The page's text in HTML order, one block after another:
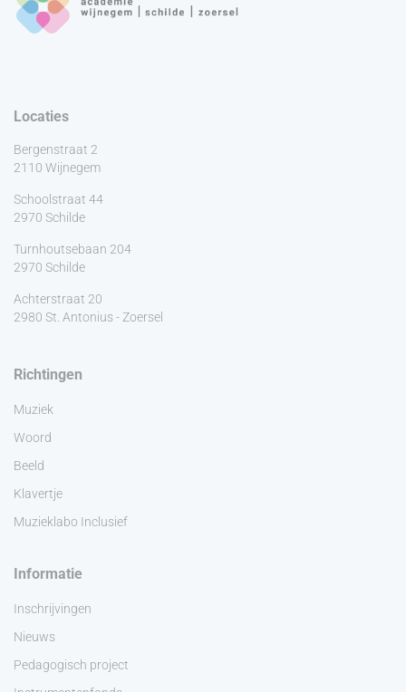
Locaties
Bergenstraat 2
2110 Wijnegem
Schoolstraat 44
2970 Schilde
Turnhoutsebaan 204
2970 Schilde
Achterstraat 20
2980 St. Antonius - Zoersel
Richtingen
Muziek
Woord
Beeld
Klavertje
Muzieklabo Inclusief
Informatie
Inschrijvingen
Nieuws
Pedagogisch project